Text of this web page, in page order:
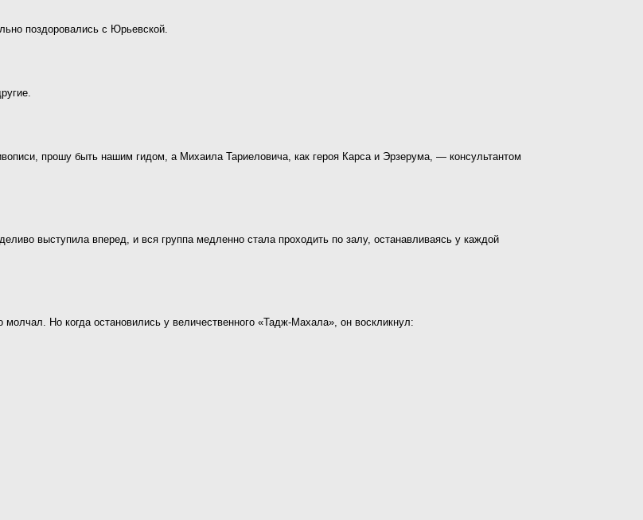
поздоровались с Юрьевской.
прошу быть нашим гидом, а Михаила Тариеловича, как героя Карса и Эрзерума, — консультантом
выступила вперед, и вся группа медленно стала проходить по залу, останавливаясь у каждой
Но когда остановились у величественного «Тадж-Махала», он воскликнул: